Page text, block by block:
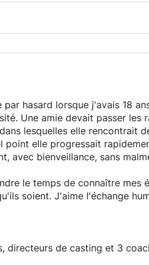
hasard lorsque j'avais 18
Une amie devait passer les
lesquelles elle rencontrait
elle progressait
avec bienveillance, sans
le temps de connaître mes
soient. J'aime l'échange
confiance en eux et
et ludique pour chacun
directeurs de casting et 3